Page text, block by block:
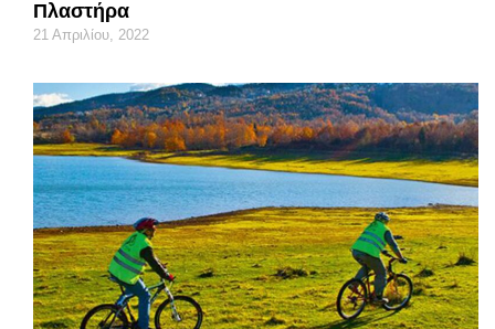
Πλαστήρα
21 Απριλίου, 2022